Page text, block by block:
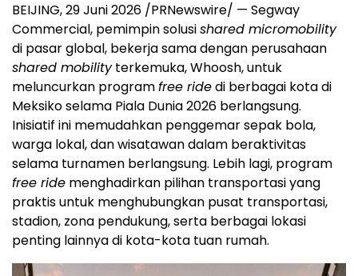
BEIJING,29 Juni 2026 /PRNewswire/ — Segway
Commercial, pemimpin solusishared micromobility
di pasar global, bekerja sama dengan perusahaan
shared mobilityterkemuka, Whoosh, untuk
meluncurkan programfree ridedi berbagai kota di
Meksiko selama Piala Dunia 2026 berlangsung.
Inisiatif ini memudahkan penggemar sepak bola,
warga lokal, dan wisatawan dalam beraktivitas
selama turnamen berlangsung. Lebih lagi, program
free ride menghadirkan pilihan transportasi yang
praktis untuk menghubungkan pusat transportasi,
stadion, zona pendukung, serta berbagai lokasi
penting lainnya di kota-kota tuan rumah.